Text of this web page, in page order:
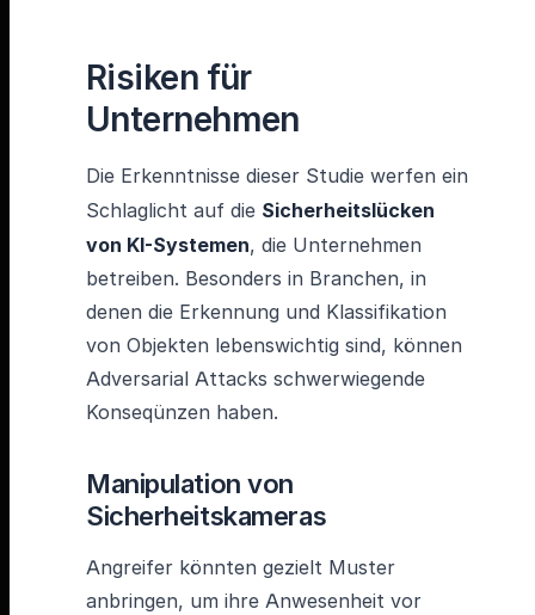
Risiken für
Unternehmen
Die Erkenntnisse dieser Studie werfen ein
Schlaglicht auf die Sicherheitslücken
von KI-Systemen, die Unternehmen
betreiben. Besonders in Branchen, in
denen die Erkennung und Klassifikation
von Objekten lebenswichtig sind, können
Adversarial Attacks schwerwiegende
Konseqünzen haben.
Manipulation von
Sicherheitskameras
Angreifer könnten gezielt Muster
anbringen, um ihre Anwesenheit vor